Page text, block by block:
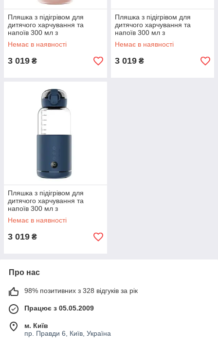
Пляшка з підігрівом для
дитячого харчування та
напоїв 300 мл з
акумулятором підігрівач
термос для дитячого
Немає в наявності
3 019 ₴
Пляшка з підігрівом для
дитячого харчування та
напоїв 300 мл з
акумулятором підігрівач
термос для дитячого
Немає в наявності
3 019 ₴
Пляшка з підігрівом для
дитячого харчування та
напоїв 300 мл з
акумулятором підігрівач
термос для дитячого
Немає в наявності
3 019 ₴
Про нас
98% позитивних з 328 відгуків за рік
Працює з 05.05.2009
м. Київ
пр. Правди 6, Київ, Україна